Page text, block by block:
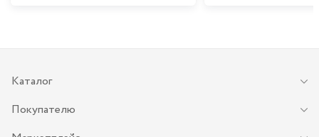
Каталог
Покупателю